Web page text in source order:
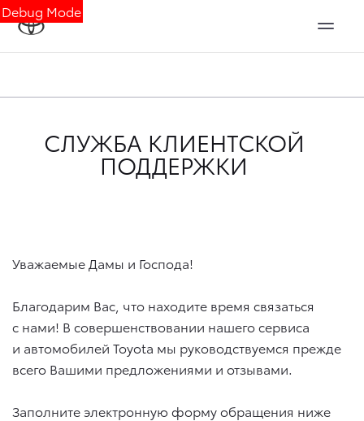
Debug Mode
СЛУЖБА КЛИЕНТСКОЙ
ПОДДЕРЖКИ
Уважаемые Дамы и Господа!
Благодарим Вас, что находите время связаться
с нами! В совершенствовании нашего сервиса
и автомобилей Toyota мы руководствуемся прежде
всего Вашими предложениями и отзывами.
Заполните электронную форму обращения ниже